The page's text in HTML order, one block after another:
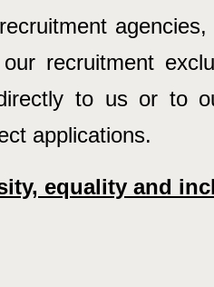
recruitment
to us or to
applications.
equality and